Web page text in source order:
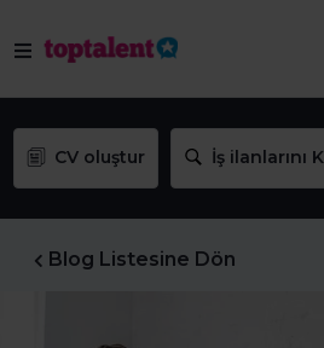
CV oluştur İş ilanlarını
Blog Listesine Dön